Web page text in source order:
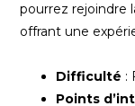
pourrez rejoindre
offrant une
Difficulté :
Points